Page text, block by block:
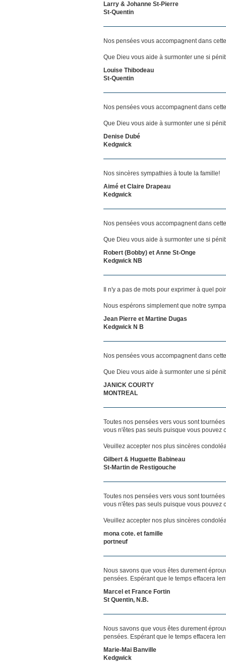
Larry & Johanne St-Pierre
St-Quentin
Nos pensées vous accompagnent dans
Que Dieu vous aide à surmonter une si
Louise Thibodeau
St-Quentin
Nos pensées vous accompagnent dans
Que Dieu vous aide à surmonter une si
Denise Dubé
Kedgwick
Nos sincères sympathies à toute la famille!
Aimé et Claire Drapeau
Kedgwick
Nos pensées vous accompagnent dans
Que Dieu vous aide à surmonter une si
Robert (Bobby) et Anne St-Onge
Kedgwick NB
Il n'y a pas de mots pour exprimer à quel
Nous espérons simplement que notre
Jean Pierre et Martine Dugas
Kedgwick N B
Nos pensées vous accompagnent dans
Que Dieu vous aide à surmonter une si
JANICK COURTY
MONTREAL
Toutes nos pensées vers vous sont
vous n'êtes pas seuls puisque vous pouvez
Veuillez accepter nos plus sincères
Gilbert & Huguette Babineau
St-Martin de Restigouche
Toutes nos pensées vers vous sont
vous n'êtes pas seuls puisque vous pouvez
Veuillez accepter nos plus sincères
mona cote. et famille
portneuf
Nous savons que vous êtes durement
pensées. Espérant que le temps effacera
Marcel et France Fortin
St Quentin, N.B.
Nous savons que vous êtes durement
pensées. Espérant que le temps effacera
Marie-Mai Banville
Kedgwick